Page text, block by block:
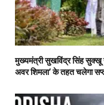
मुख्यमंत्री सुखविंद्र सिंह सुक्खू ने
अवर शिमला’ के तहत चलेगा